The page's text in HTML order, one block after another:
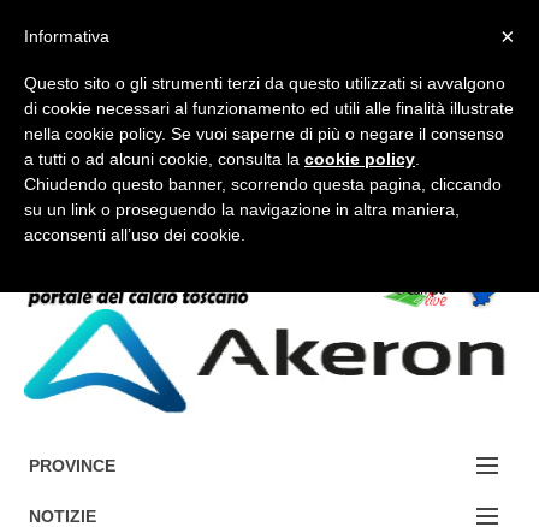
FORUM-ACCEDI
Accedi / Registrati
PROVINCE
EDIZIONE:
NOTIZIE
×
Informativa
Questo sito o gli strumenti terzi da questo utilizzati si avvalgono
di cookie necessari al funzionamento ed utili alle finalità illustrate
nella cookie policy. Se vuoi saperne di più o negare il consenso
a tutti o ad alcuni cookie, consulta la cookie policy
Chiudendo questo banner, scorrendo questa pagina, cliccando
su un link o proseguendo la navigazione in altra maniera,
acconsenti all’uso dei cookie.